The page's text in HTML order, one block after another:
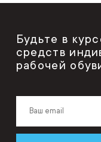
Будьте в
средств
рабочей